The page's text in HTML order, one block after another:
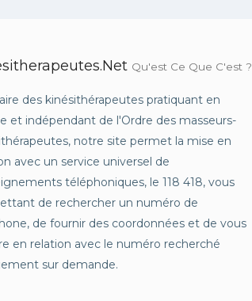
Qu'est Ce Que C'est ?
des kinésithérapeutes pratiquant en
et indépendant de l'Ordre des masseurs-
notre site permet la mise en
avec un service universel de
téléphoniques, le 118 418, vous
de rechercher un numéro de
de fournir des coordonnées et de vous
en relation avec le numéro recherché
sur demande.